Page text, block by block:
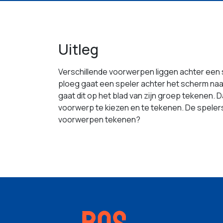
Uitleg
Verschillende voorwerpen liggen achter
ploeg gaat een speler achter het scherm
gaat dit op het blad van zijn groep tekenen.
voorwerp te kiezen en te tekenen. De
voorwerpen tekenen?